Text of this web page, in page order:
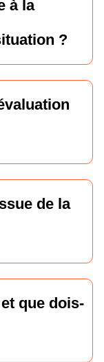
à la
?
de la
que dois-